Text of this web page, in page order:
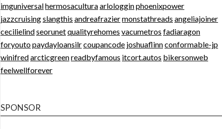
imguniversalhermosaculturaarlologginphoenixpower
jazzcruisingslangthis andreafraziermonstathreads angeliajoiner
cecilielindseorunetqualityrehomes vacumetros fadiaragon
foryoutopaydayloansilrcoupancode joshuaflinnconformable-jp
winifredarcticgreenreadbyfamous itcort.autos bikersonweb
feelwellforever
SPONSOR